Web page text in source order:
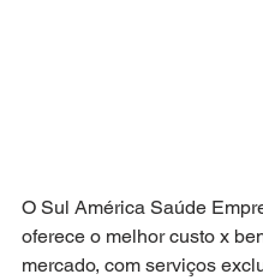
O Sul América Saúde
oferece o melhor custo x
mercado, com serviços